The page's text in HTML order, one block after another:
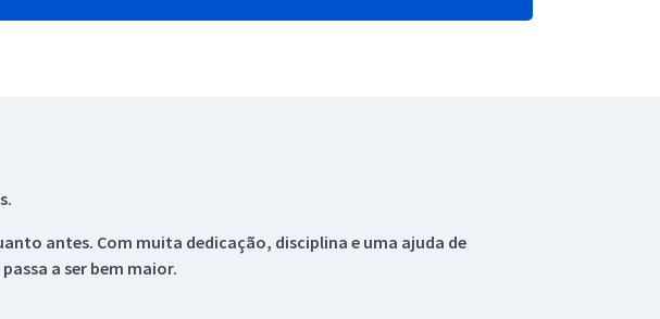
antes. Com muita dedicação, disciplina e uma ajuda de
a ser bem maior.